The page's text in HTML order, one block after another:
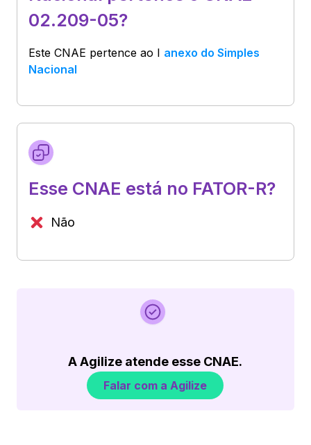
02.209-05?
Este CNAE pertence ao I anexo do Simples
Nacional
Esse CNAE está no FATOR-R?
Não
A Agilize atende esse CNAE.
Falar com a Agilize